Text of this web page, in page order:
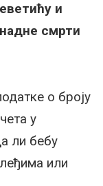
и
смрти
о броју
у
ли бебу
или